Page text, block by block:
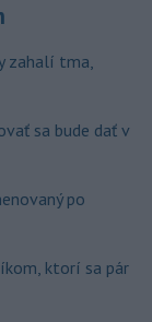
zahalí tma,
sa bude dať v
po
ktorí sa pár